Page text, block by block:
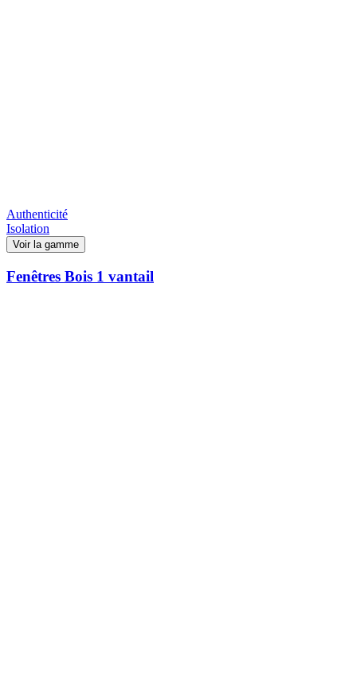
Authenticité
Isolation
Voir la gamme
Fenêtres Bois 1 vantail